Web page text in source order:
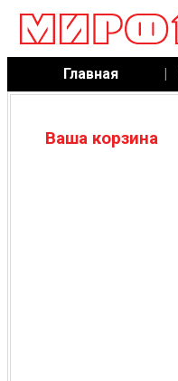
Главная |
Ваша корзина